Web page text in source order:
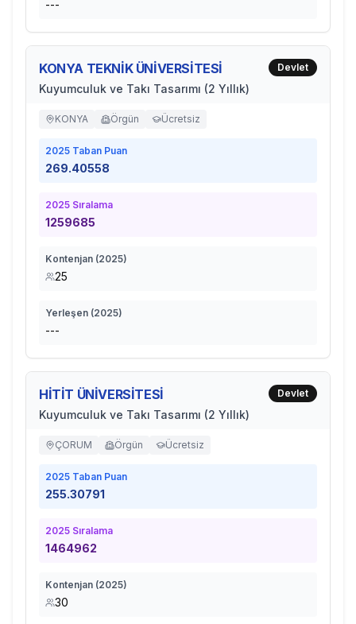
---
KONYA TEKNİK ÜNİVERSİTESİ
Kuyumculuk ve Takı Tasarımı (2 Yıllık)
Devlet
KONYA Örgün Ücretsiz
2025 Taban Puan
269.40558
2025 Sıralama
1259685
Kontenjan (2025)
25
Yerleşen (2025)
---
HİTİT ÜNİVERSİTESİ
Kuyumculuk ve Takı Tasarımı (2 Yıllık)
Devlet
ÇORUM Örgün Ücretsiz
2025 Taban Puan
255.30791
2025 Sıralama
1464962
Kontenjan (2025)
30